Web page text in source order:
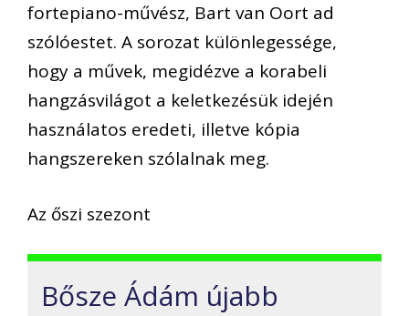
fortepiano-művész, Bart van Oort ad
szólóestet. A sorozat különlegessége,
hogy a művek, megidézve a korabeli
hangzásvilágot a keletkezésük idején
használatos eredeti, illetve kópia
hangszereken szólalnak meg.
Az őszi szezont
Bősze Ádám újabb